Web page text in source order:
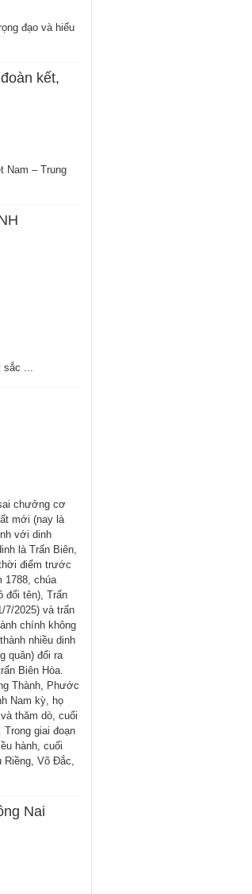
đạo và hiếu
kết,
Nam – Trung
sắc ...
chưởng cơ
mới (nay là
với dinh
là Trấn Biên,
điểm trước
1788, chúa
đổi tên), Trấn
7/2025) và trấn
chính không
nhiều dinh
quân) đổi ra
Biên Hòa.
Thành, Phước
Nam kỳ, họ
thăm dò, cuối
giai đoạn
hành, cuối
Võ Đắc,
Nai